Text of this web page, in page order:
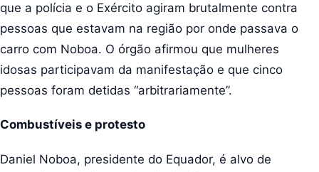
que a polícia e o Exército agiram brutalmente contra
pessoas que estavam na região por onde passava o
carro com Noboa. O órgão afirmou que mulheres
idosas participavam da manifestação e que cinco
pessoas foram detidas “arbitrariamente”.
Combustíveis e protesto
Daniel Noboa, presidente do Equador, é alvo de